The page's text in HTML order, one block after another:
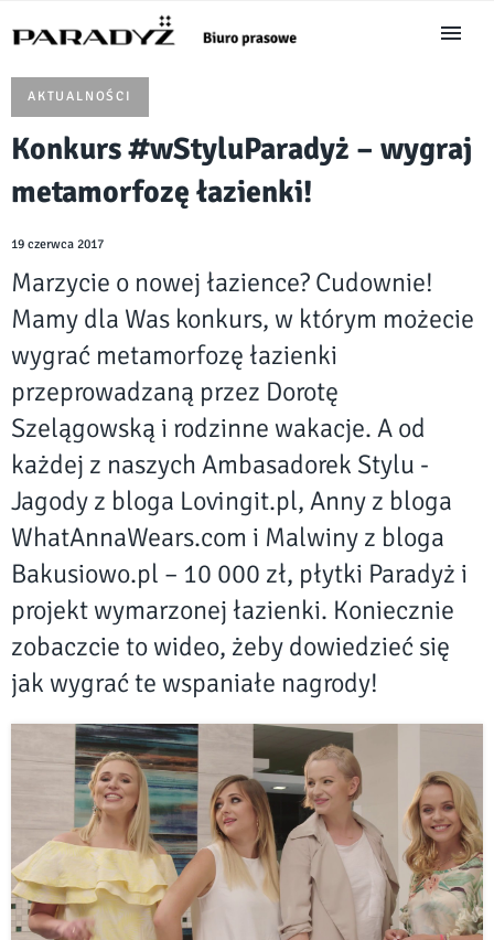
AKTUALNOŚCI
Konkurs #wStyluParadyż – wygraj
metamorfozę łazienki!
19 czerwca 2017
Marzycie o nowej łazience? Cudownie!
Mamy dla Was konkurs, w którym możecie
wygrać metamorfozę łazienki
przeprowadzaną przez Dorotę
Szelągowską i rodzinne wakacje. A od
każdej z naszych Ambasadorek Stylu -
Jagody z bloga Lovingit.pl, Anny z bloga
WhatAnnaWears.com i Malwiny z bloga
Bakusiowo.pl – 10 000 zł, płytki Paradyż i
projekt wymarzonej łazienki. Koniecznie
zobaczcie to wideo, żeby dowiedzieć się
jak wygrać te wspaniałe nagrody!